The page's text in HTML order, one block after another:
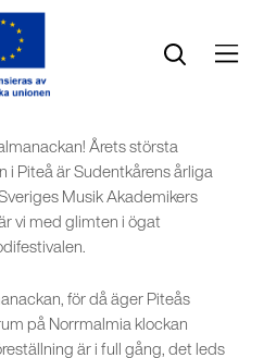
Öppna sök
Öppna menyn
Årets största
i Piteå är Sudentkårens årliga
Musik Akademikers
vi med glimten i ögat
för då äger Piteås
på Norrmalmia klockan
är i full gång, det leds